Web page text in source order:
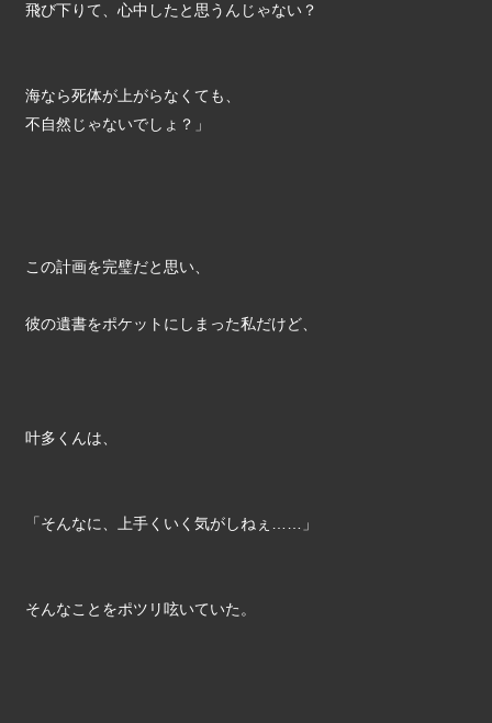
飛び下りて、心中したと思うんじゃない？
海なら死体が上がらなくても、
不自然じゃないでしょ？」
この計画を完璧だと思い、
彼の遺書をポケットにしまった私だけど、
叶多くんは、
「そんなに、上手くいく気がしねぇ……」
そんなことをポツリ呟いていた。